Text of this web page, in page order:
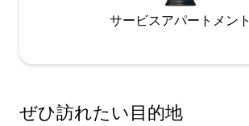
サービスアパートメント
ぜひ訪⁠れ⁠た⁠い目⁠的⁠地